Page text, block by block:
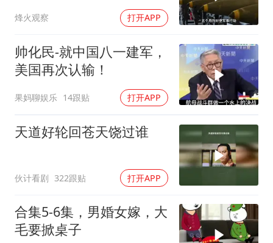
烽火观察 打开APP
帅化民-就中国八一建军，
美国再次认输！
果妈聊娱乐 14跟贴 打开APP
天道好轮回苍天饶过谁
伙计看剧 322跟贴 打开APP
合集5-6集，男婚女嫁，大
毛要掀桌子